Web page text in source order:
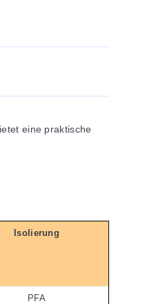
eine praktische
Isolierung
PFA